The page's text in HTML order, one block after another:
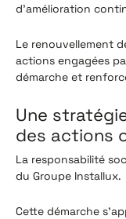
d'amélioration
Le renouvellement
actions engagées
démarche et
Une
des actions
La responsabilité
du Groupe Installux.
Cette démarche